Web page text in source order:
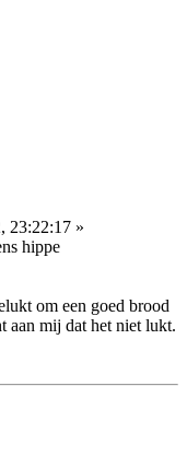
23:22:17 »
hippe
om een goed brood
aan mij dat het niet lukt.